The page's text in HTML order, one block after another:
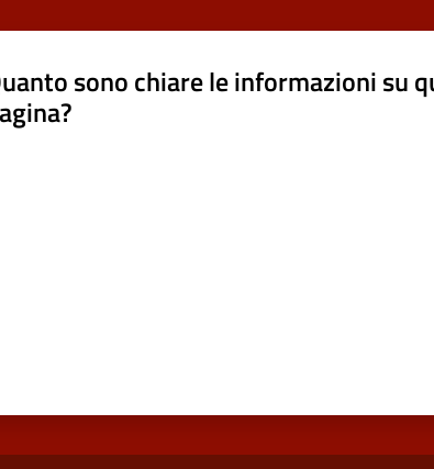
sono chiare le informazioni su